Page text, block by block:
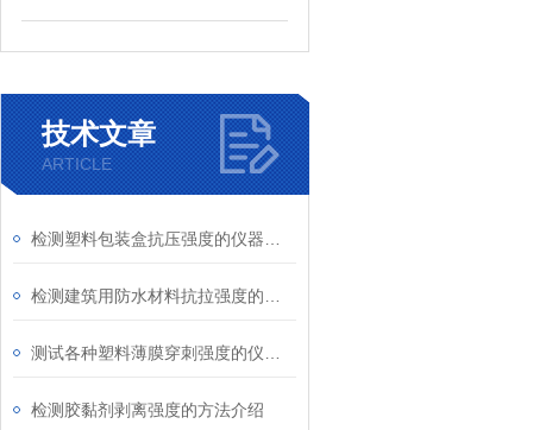
技术文章
ARTICLE
检测胶黏剂剥离强度的方法介绍